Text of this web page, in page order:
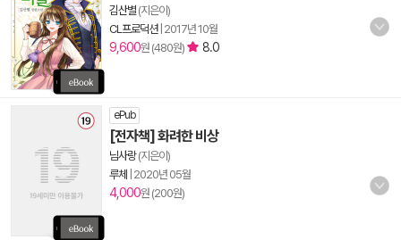
김산별 (지은이)
CL프로덕션| 2017년 10월
9,600원 (480원) 8.0
ePub
[전자책] 화려한 비상
님사랑(지은이)
루체
2020년 05월
4,000원 (200원)